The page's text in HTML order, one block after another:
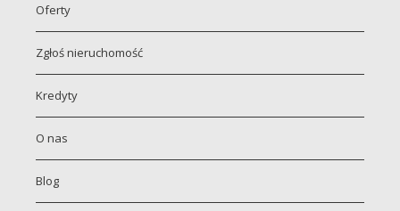
Oferty
Zgłoś nieruchomość
Kredyty
O nas
Blog